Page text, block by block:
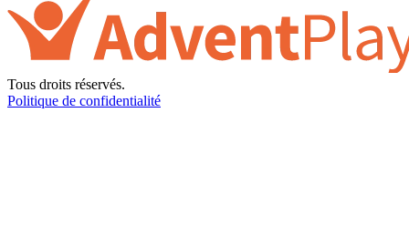
Tous droits réservés.
Politique de confidentialité